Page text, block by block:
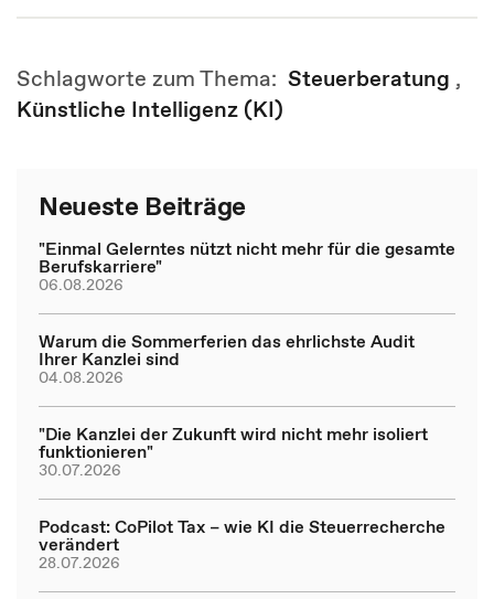
Schlagworte zum Thema: Steuerberatung ,
Künstliche Intelligenz (KI)
Neueste Beiträge
"Einmal Gelerntes nützt nicht mehr für die gesamte
Berufskarriere"
06.08.2026
Warum die Sommerferien das ehrlichste Audit
Ihrer Kanzlei sind
04.08.2026
"Die Kanzlei der Zukunft wird nicht mehr isoliert
funktionieren"
30.07.2026
Podcast: CoPilot Tax – wie KI die Steuerrecherche
verändert
28.07.2026